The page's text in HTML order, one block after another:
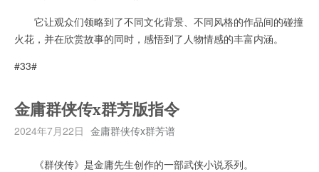
它让观众们领略到了不同文化背景、不同风格的作品间的碰撞
火花，并在欣赏故事的同时，感悟到了人物情感的丰富内涵。
#33#
金庸群侠传x群芳版指令
2024年7月22日 金庸群侠传x群芳谱
《群侠传》是金庸先生创作的一部武侠小说系列。